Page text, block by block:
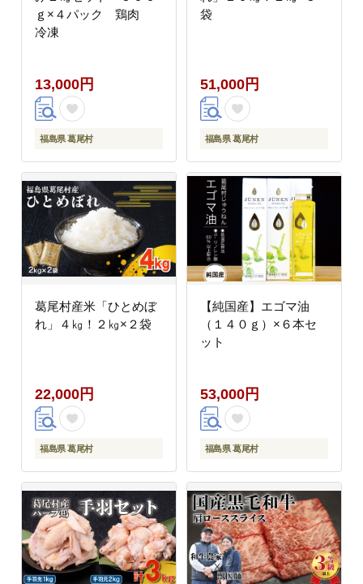
ｇ×４パック 鶏肉
冷凍
13,000円
福島県 葛尾村
袋
51,000円
福島県 葛尾村
葛尾村産米「ひとめぼ
れ」４㎏！２㎏×２袋
22,000円
福島県 葛尾村
【純国産】エゴマ油
（１４０ｇ）×６本セ
ット
53,000円
福島県 葛尾村